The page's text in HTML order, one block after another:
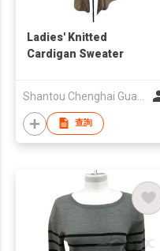
Ladies' Knitted
Cardigan Sweater
查詢